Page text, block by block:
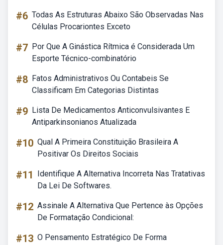
#6 Todas As Estruturas Abaixo São Observadas Nas
Células Procariontes Exceto
#7 Por Que A Ginástica Rítmica é Considerada Um
Esporte Técnico-combinatório
#8 Fatos Administrativos Ou Contabeis Se
Classificam Em Categorias Distintas
#9 Lista De Medicamentos Anticonvulsivantes E
Antiparkinsonianos Atualizada
#10 Qual A Primeira Constituição Brasileira A
Positivar Os Direitos Sociais
#11
Identifique A Alternativa Incorreta Nas Tratativas
Da Lei De Softwares.
#12 Assinale A Alternativa Que Pertence às Opções
De Formatação Condicional:
#13 O Pensamento Estratégico De Forma